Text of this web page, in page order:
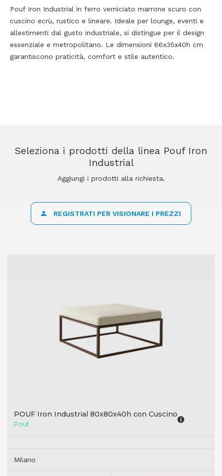
Pouf Iron Industrial in ferro verniciato marrone scuro con
cuscino ecrù, rustico e lineare. Ideale per lounge, eventi e
allestimenti dal gusto industriale, si distingue per il design
essenziale e metropolitano. Le dimensioni 66x35x40h cm
garantiscono praticità, comfort e stile autentico.
Seleziona i prodotti della linea Pouf Iron
Industrial
Aggiungi i prodotti alla richiesta.
REGISTRATI PER VISIONARE I PREZZI
POUF Iron Industrial 80x80x40h con Cuscino
Pouf
Milano